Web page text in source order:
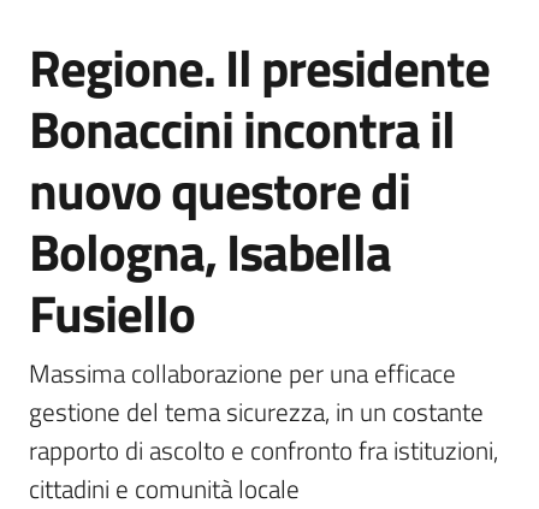
un
comunicato
Risorse
Agenzia
di
e
comunicazione
Salta al contenuto
Regione. Il presidente
Bonaccini incontra il
nuovo questore di
Bologna, Isabella
Fusiello
Massima collaborazione per una efficace
gestione del tema sicurezza, in un costante
rapporto di ascolto e confronto fra istituzioni,
cittadini e comunità locale